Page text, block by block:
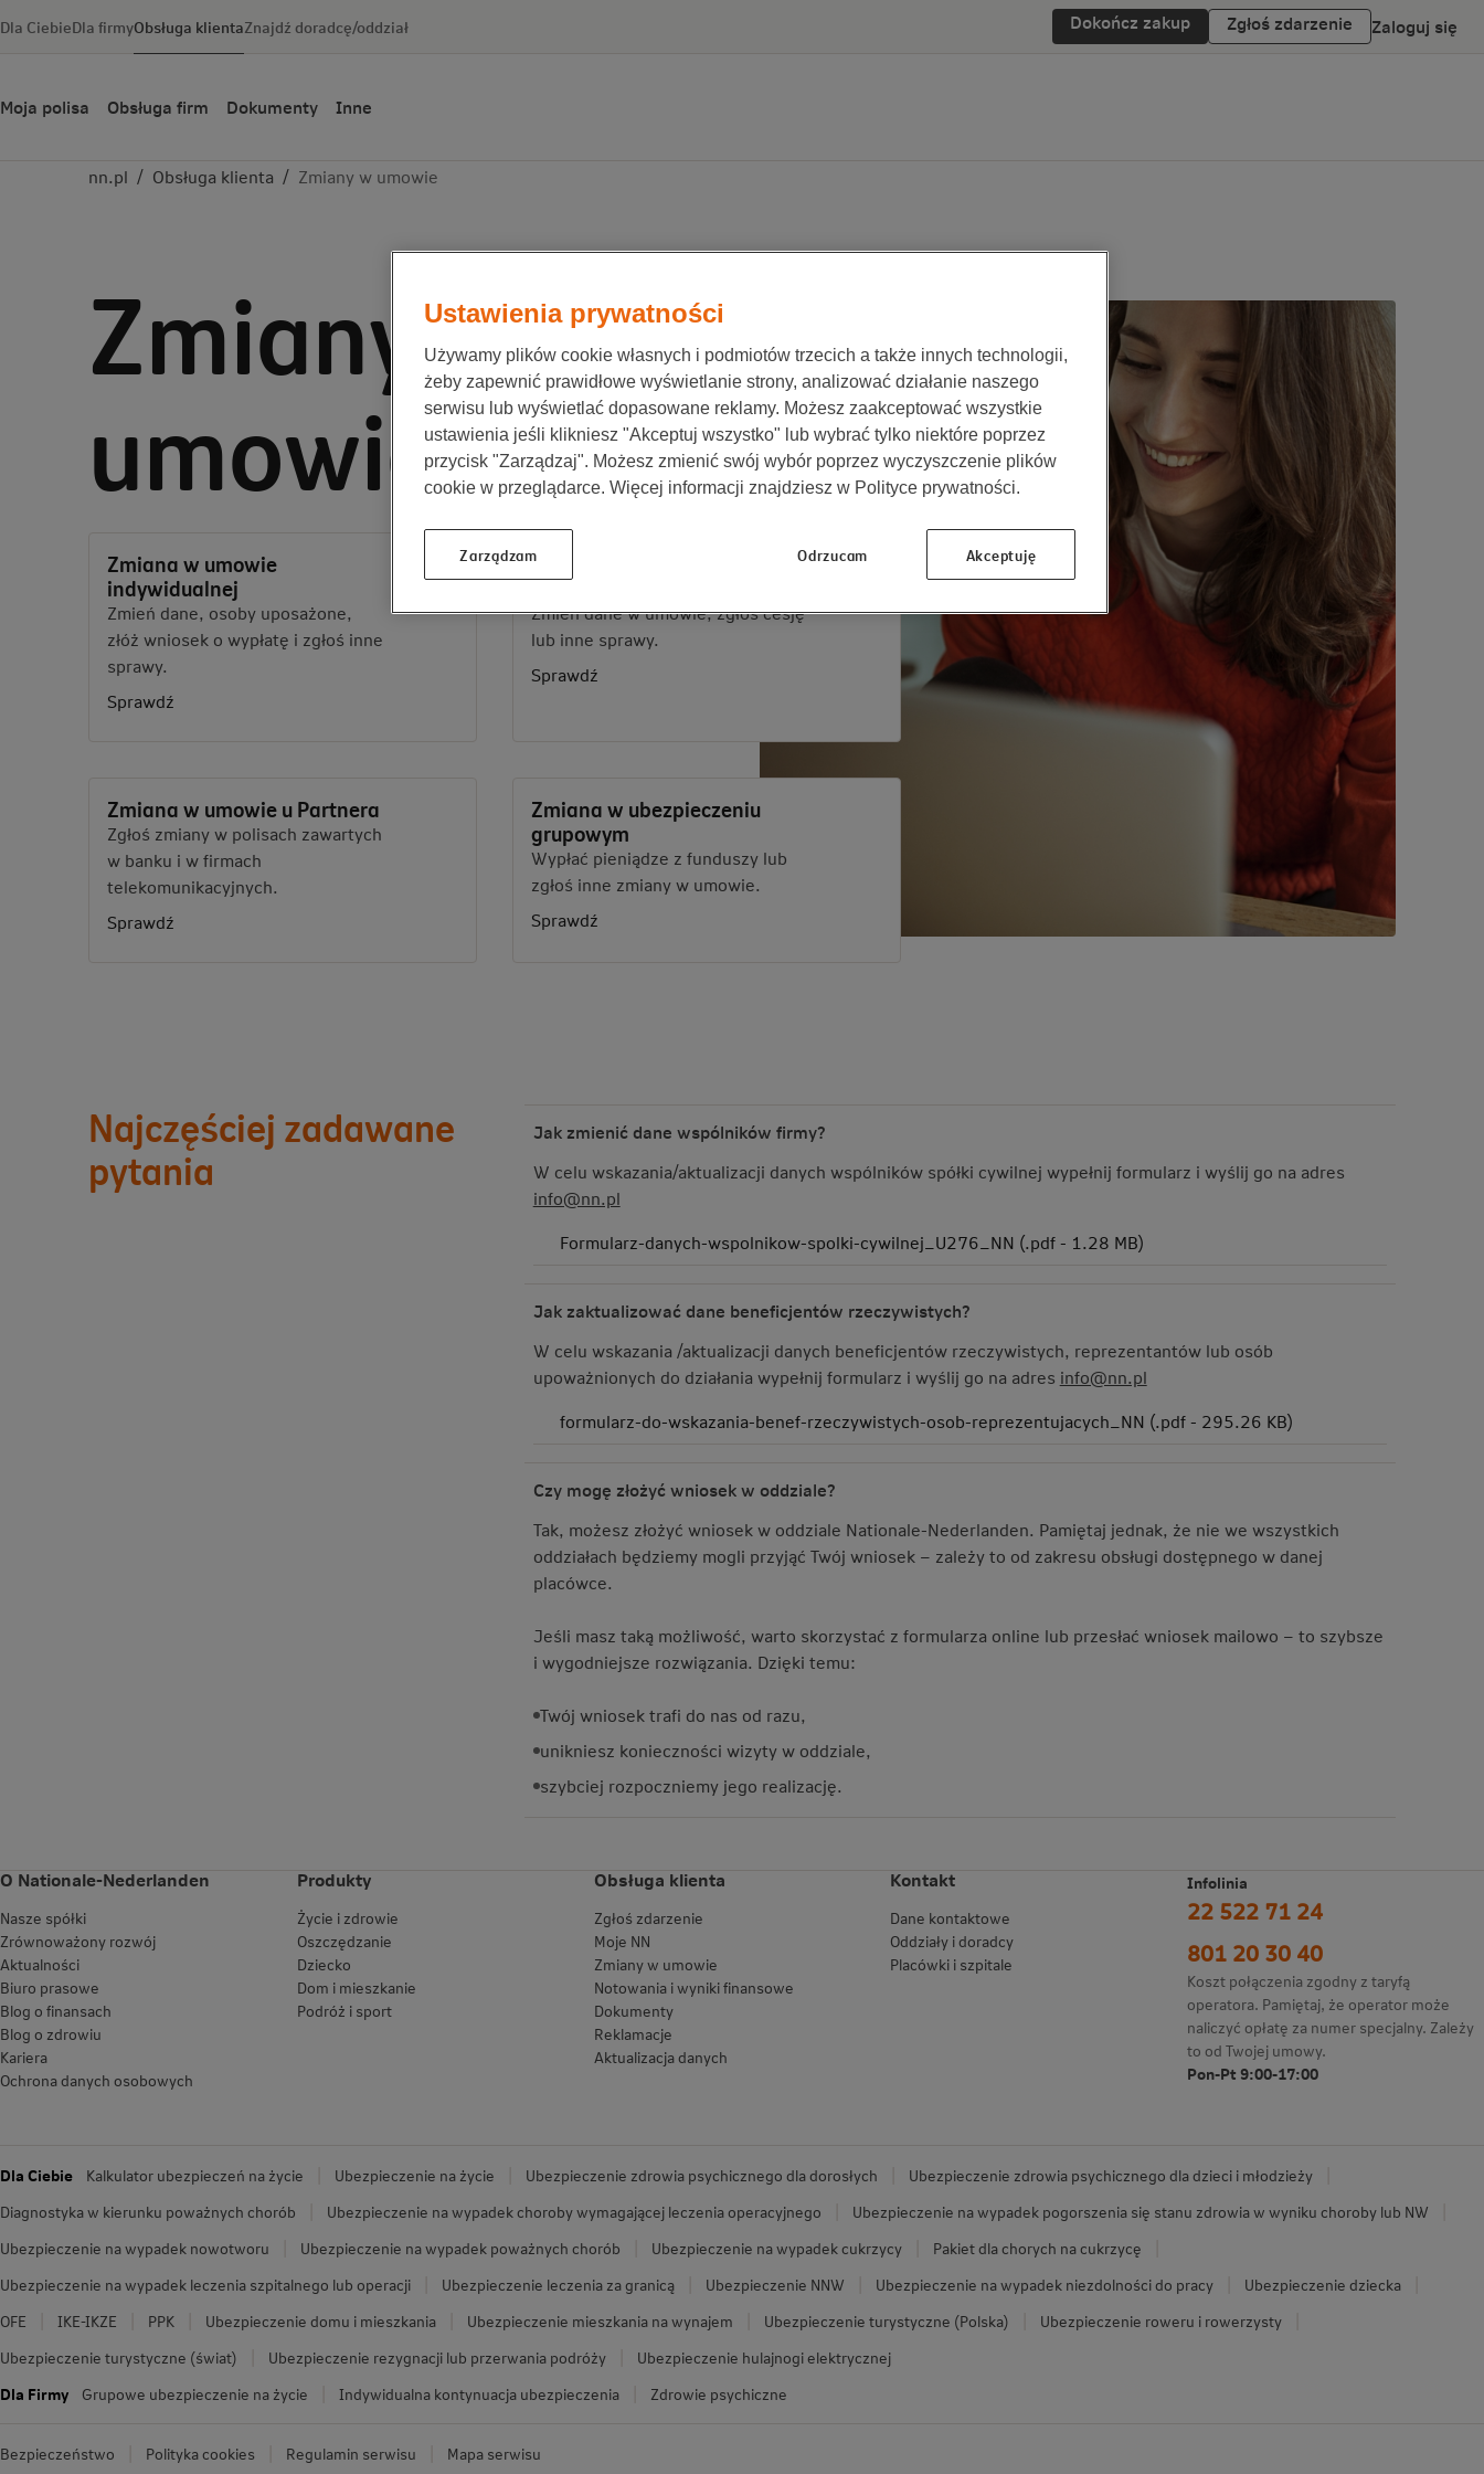
Dla CiebieDla firmyObsługa klientaZnajdź doradcę/oddział Dokończ zakup Zgłoś zdarzenie Zaloguj się
Moja polisa Obsługa firm Dokumenty Inne
nn.pl / Obsługa klienta / Zmiany w umowie
Zmiany w
umowie
Zmiana w umowie
indywidualnej
Zmień dane, osoby uposażone,
złóż wniosek o wypłatę i zgłoś inne
sprawy.
Sprawdź
Zmiana w umowie
majątkowej
Zmień dane w umowie, zgłoś cesję
lub inne sprawy.
Sprawdź
Zmiana w umowie u Partnera
Zgłoś zmiany w polisach zawartych
w banku i w firmach
telekomunikacyjnych.
Sprawdź
Zmiana w ubezpieczeniu
grupowym
Wypłać pieniądze z funduszy lub
zgłoś inne zmiany w umowie.
Sprawdź
Najczęściej zadawane
pytania
Jak zmienić dane wspólników firmy?
W celu wskazania/aktualizacji danych wspólników spółki cywilnej wypełnij formularz i wyślij go na adres
info@nn.pl
Formularz-danych-wspolnikow-spolki-cywilnej_U276_NN (.pdf - 1.28 MB)
Jak zaktualizować dane beneficjentów rzeczywistych?
W celu wskazania /aktualizacji danych beneficjentów rzeczywistych, reprezentantów lub osób
upoważnionych do działania wypełnij formularz i wyślij go na adres info@nn.pl
formularz-do-wskazania-benef-rzeczywistych-osob-reprezentujacych_NN (.pdf - 295.26 KB)
Czy mogę złożyć wniosek w oddziale?
Tak, możesz złożyć wniosek w oddziale Nationale-Nederlanden. Pamiętaj jednak, że nie we wszystkich
oddziałach będziemy mogli przyjąć Twój wniosek – zależy to od zakresu obsługi dostępnego w danej
placówce.
Jeśli masz taką możliwość, warto skorzystać z formularza online lub przesłać wniosek mailowo – to szybsze
i wygodniejsze rozwiązania. Dzięki temu:
Twój wniosek trafi do nas od razu,
unikniesz konieczności wizyty w oddziale,
szybciej rozpoczniemy jego realizację.
O Nationale-Nederlanden
Nasze spółki
Zrównoważony rozwój
Aktualności
Biuro prasowe
Blog o finansach
Blog o zdrowiu
Kariera
Ochrona danych osobowych
Produkty
Życie i zdrowie
Oszczędzanie
Dziecko
Dom i mieszkanie
Podróż i sport
Obsługa klienta
Zgłoś zdarzenie
Moje NN
Zmiany w umowie
Notowania i wyniki finansowe
Dokumenty
Reklamacje
Aktualizacja danych
Kontakt
Dane kontaktowe
Oddziały i doradcy
Placówki i szpitale
Infolinia
22 522 71 24
801 20 30 40
Koszt połączenia zgodny z taryfą
operatora. Pamiętaj, że operator może
naliczyć opłatę za numer specjalny. Zależy
to od Twojej umowy.
Pon-Pt 9:00-17:00
Dla Ciebie Kalkulator ubezpieczeń na życie Ubezpieczenie na życie Ubezpieczenie zdrowia psychicznego dla dorosłych
Ubezpieczenie zdrowia psychicznego dla dzieci i młodzieży
Diagnostyka w kierunku poważnych chorób
Ubezpieczenie na wypadek choroby wymagającej leczenia operacyjnego
Ubezpieczenie na wypadek pogorszenia się stanu zdrowia w wyniku choroby lub NW
Ubezpieczenie na wypadek nowotworu
Ubezpieczenie na wypadek poważnych chorób Ubezpieczenie na wypadek cukrzycy
Pakiet dla chorych na cukrzycę
Ubezpieczenie na wypadek leczenia szpitalnego lub operacji
Ubezpieczenie leczenia za granicą Ubezpieczenie NNW Ubezpieczenie na wypadek niezdolności do pracy
Ubezpieczenie dziecka
OFE
IKE-IKZE PPK Ubezpieczenie domu i mieszkania Ubezpieczenie mieszkania na wynajem Ubezpieczenie turystyczne (Polska)
Ubezpieczenie roweru i rowerzysty
Ubezpieczenie turystyczne (świat)
Ubezpieczenie rezygnacji lub przerwania podróży
Ubezpieczenie hulajnogi elektrycznej
Dla Firmy
Grupowe ubezpieczenie na życie Indywidualna kontynuacja ubezpieczenia Zdrowie psychiczne
Bezpieczeństwo Polityka cookies Regulamin serwisu Mapa serwisu
Ustawienia prywatności
Używamy plików cookie własnych i podmiotów trzecich a także innych technologii,
żeby zapewnić prawidłowe wyświetlanie strony, analizować działanie naszego
serwisu lub wyświetlać dopasowane reklamy. Możesz zaakceptować wszystkie
ustawienia jeśli klikniesz "Akceptuj wszystko" lub wybrać tylko niektóre poprzez
przycisk "Zarządzaj". Możesz zmienić swój wybór poprzez wyczyszczenie plików
cookie w przeglądarce. Więcej informacji znajdziesz w Polityce prywatności.
Zarządzam Odrzucam Akceptuję